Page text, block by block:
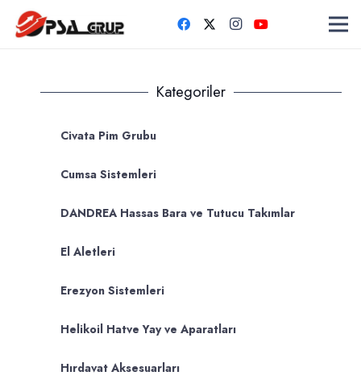
Kategoriler
Civata Pim Grubu
Cumsa Sistemleri
DANDREA Hassas Bara ve Tutucu Takımlar
El Aletleri
Erezyon Sistemleri
Helikoil Hatve Yay ve Aparatları
Hırdavat Aksesuarları